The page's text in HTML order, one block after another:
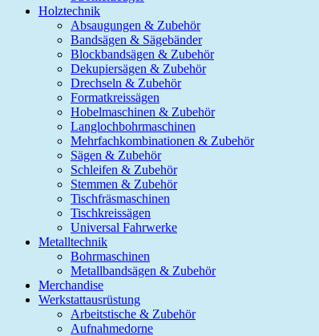
Holztechnik
Absaugungen & Zubehör
Bandsägen & Sägebänder
Blockbandsägen & Zubehör
Dekupiersägen & Zubehör
Drechseln & Zubehör
Formatkreissägen
Hobelmaschinen & Zubehör
Langlochbohrmaschinen
Mehrfachkombinationen & Zubehör
Sägen & Zubehör
Schleifen & Zubehör
Stemmen & Zubehör
Tischfräsmaschinen
Tischkreissägen
Universal Fahrwerke
Metalltechnik
Bohrmaschinen
Metallbandsägen & Zubehör
Merchandise
Werkstattausrüstung
Arbeitstische & Zubehör
Aufnahmedorne